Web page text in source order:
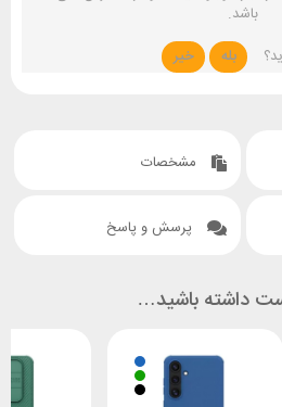
باشد.
بله خیر
مشخصات
پرسش و پاسخ
داشته باشید…